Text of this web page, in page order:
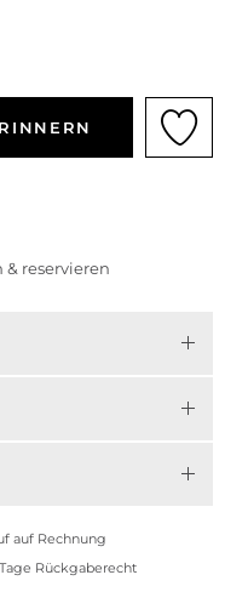
reservieren
auf Rechnung
Rückgaberecht